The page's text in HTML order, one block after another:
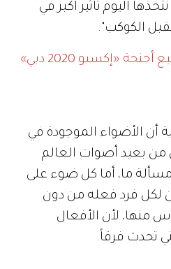
اليوم تأثير أكبر في
الكوكب".
شاب يزور جميع أجنحة «إكسبو 2020 دبي»
أن الأضواء الموجودة في
من بعيد أصوات العالم
ما، أما كل ضوء على
فرد فعله من دون
منها، لأن الأفعال
تحدث فرقاً.